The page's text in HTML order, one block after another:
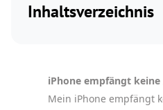
Inhaltsverzeichnis
iPhone empfängt
Mein iPhone empfängt